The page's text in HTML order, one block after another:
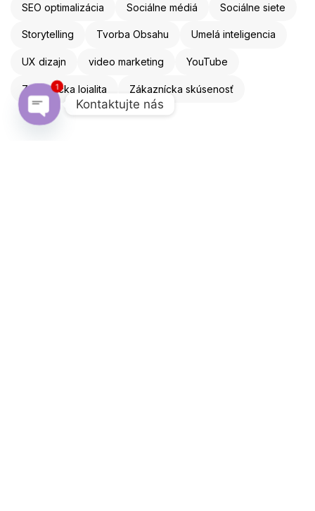
SEO optimalizácia Sociálne médiá Sociálne siete
Storytelling Tvorba Obsahu Umelá inteligencia
UX dizajn video marketing YouTube
Zákaznícka lojalita Zákaznícka skúsenosť
Kontaktujte nás
1